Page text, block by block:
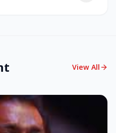
View All